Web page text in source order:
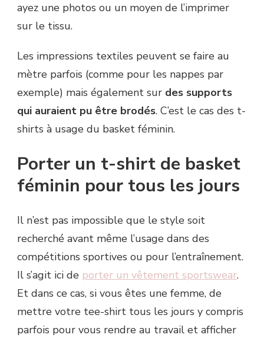
ayez une photos ou un moyen de l’imprimer
sur le tissu.
Les impressions textiles peuvent se faire au
mètre parfois (comme pour les nappes par
exemple) mais également sur des supports
qui auraient pu être brodés. C’est le cas des t-
shirts à usage du basket féminin.
Porter un t-shirt de basket
féminin pour tous les jours
Il n’est pas impossible que le style soit
recherché avant même l’usage dans des
compétitions sportives ou pour l’entraînement.
Il s’agit ici de porter un vêtement sportswear.
Et dans ce cas, si vous êtes une femme, de
mettre votre tee-shirt tous les jours y compris
parfois pour vous rendre au travail et afficher